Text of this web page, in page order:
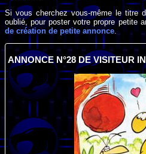
Si vous cherchez vous-même le titre
oublié, pour poster votre propre petite
de création de petite annonce .
ANNONCE N°28 DE VISITEUR